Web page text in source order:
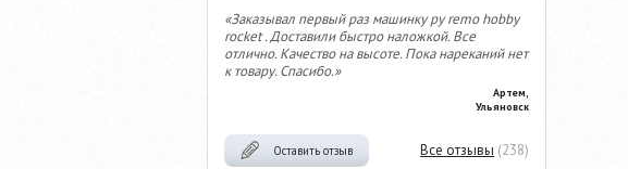
«Заказывал первый раз машинку ру remo hobby
rocket . Доставили быстро наложкой. Все
отлично. Качество на высоте. Пока нареканий нет
к товару. Спасибо.»
Артем,
Ульяновск
Оставить отзыв Все отзывы (238)